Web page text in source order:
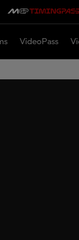
VideoPass